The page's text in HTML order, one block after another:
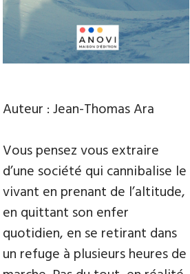
Auteur : Jean-Thomas Ara
Vous pensez vous extraire
d’une société qui cannibalise le
vivant en prenant de l’altitude,
en quittant son enfer
quotidien, en se retirant dans
un refuge à plusieurs heures de